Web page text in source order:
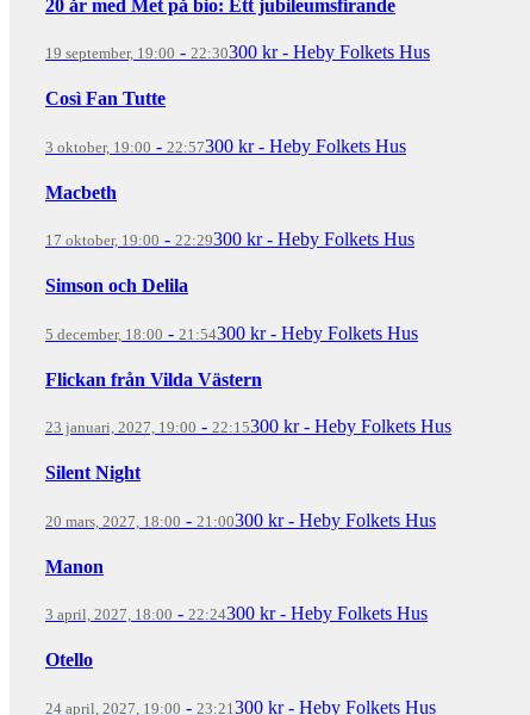
20 år med Met på bio: Ett jubileumsfirande
19 september, 19:00 - 22:30300 kr- Heby Folkets Hus
Così Fan Tutte
3 oktober, 19:00 - 22:57300 kr- Heby Folkets Hus
Macbeth
17 oktober, 19:00 - 22:29300 kr- Heby Folkets Hus
Simson och Delila
5 december, 18:00 - 21:54300 kr- Heby Folkets Hus
Flickan från Vilda Västern
23 januari, 2027, 19:00 - 22:15300 kr- Heby Folkets Hus
Silent Night
20 mars, 2027, 18:00 - 21:00300 kr- Heby Folkets Hus
Manon
3 april, 2027, 18:00 - 22:24300 kr- Heby Folkets Hus
Otello
24 april, 2027, 19:00 - 23:21 300 kr- Heby Folkets Hus